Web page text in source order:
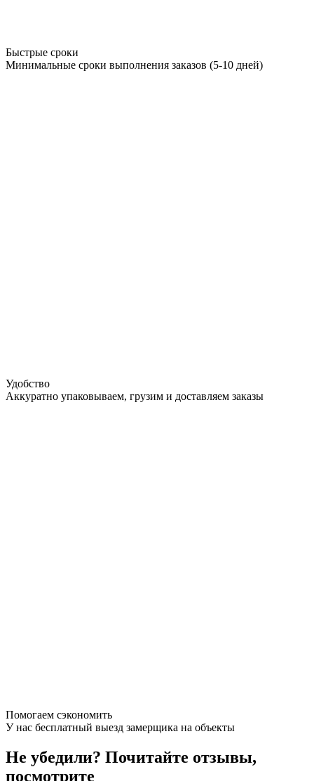
Быстрые сроки
Минимальные сроки выполнения заказов (5-10 дней)
Удобство
Аккуратно упаковываем, грузим и доставляем заказы
Помогаем сэкономить
У нас бесплатный выезд замерщика на объекты
Не убедили? Почитайте отзывы,
посмотрите